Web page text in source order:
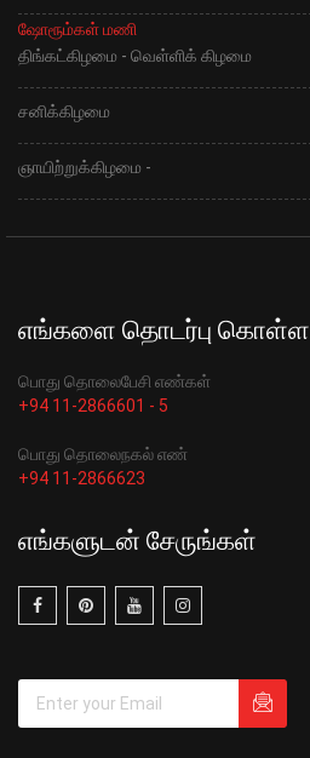
ஷோரூம்கள் மணி
திங்கட்கிழமை - வெள்ளிக் கிழமை
சனிக்கிழமை
ஞாயிற்றுக்கிழமை -
எங்களை தொடர்பு கொள்ள
பொது தொலைபேசி எண்கள்
+94 11-2866601 - 5
பொது தொலைநகல் எண்
+94 11-2866623
எங்களுடன் சேருங்கள்